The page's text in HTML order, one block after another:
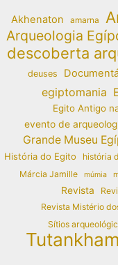
Akhenaton amarna
Arqueologia
descoberta
deuses
egiptomania
Egito Antigo
evento de
Grande Museu
História do Egito
história
Márcia Jamille múmia
Revista
Revista Mistério
Sítios